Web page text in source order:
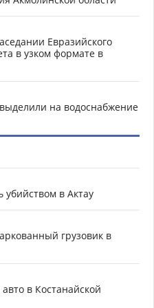
Евразийского
в узком формате в
на водоснабжение
убийством в Актау
грузовик в
в Костанайской